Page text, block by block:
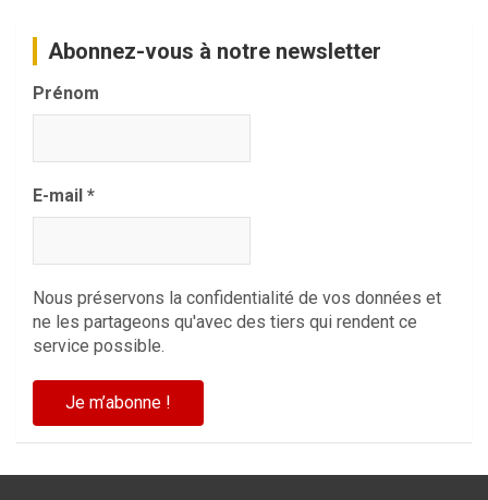
Abonnez-vous à notre newsletter
Prénom
E-mail *
Nous préservons la confidentialité de vos données et
ne les partageons qu'avec des tiers qui rendent ce
service possible.